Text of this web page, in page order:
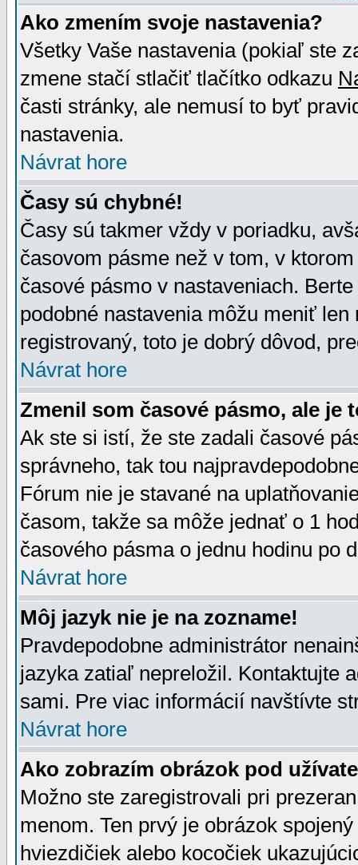
Ako zmením svoje nastavenia?
Všetky Vaše nastavenia (pokiaľ ste
zmene stačí stlačiť tlačítko odkazu
časti stránky, ale nemusí to byť
nastavenia.
Návrat hore
Časy sú chybné!
Časy sú takmer vždy v poriadku,
časovom pásme než v tom, v
časové pásmo v nastaveniach.
podobné nastavenia môžu meniť
registrovaný, toto je dobrý dôvod,
Návrat hore
Zmenil som časové pásmo, ale je
Ak ste si istí, že ste zadali časové
správneho, tak tou
Fórum nie je stavané na
časom, takže sa môže jednať o 1
časového pásma o jednu hodinu po
Návrat hore
Môj jazyk nie je na zozname!
Pravdepodobne administrátor
jazyka zatiaľ nepreložil. Kontaktujte
sami. Pre viac informácií navštívte
Návrat hore
Ako zobrazím obrázok pod
Možno ste zaregistrovali pri
menom. Ten prvý je obrázok
hviezdičiek alebo kocočiek